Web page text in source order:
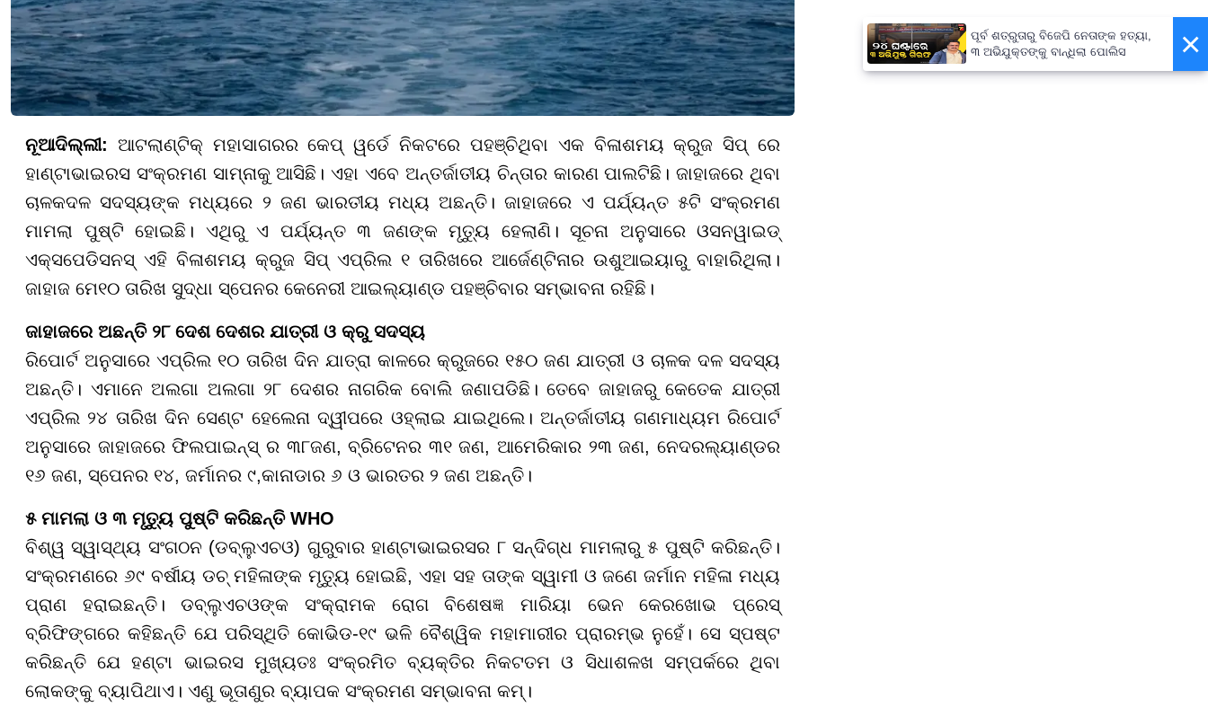
ନୂଆଦିଲ୍ଲୀ: ଆଟଲାଣ୍ଟିକ୍ ମହାସାଗରର କେପ୍ ୱର୍ଡେ ନିକଟରେ ପହଞ୍ଚିଥିବା ଏକ ବିଳାଶମୟ କ୍ରୁଜ ସିପ୍ ରେ
ହାଣ୍ଟାଭାଇରସ ସଂକ୍ରମଣ ସାମ୍ନାକୁ ଆସିଛି। ଏହା ଏବେ ଅନ୍ତର୍ଜାତୀୟ ଚିନ୍ତାର କାରଣ ପାଲଟିଛି। ଜାହାଜରେ ଥିବା
ଚାଳକଦଳ ସଦସ୍ୟଙ୍କ ମଧ୍ୟରେ ୨ ଜଣ ଭାରତୀୟ ମଧ୍ୟ ଅଛନ୍ତି। ଜାହାଜରେ ଏ ପର୍ଯ୍ୟନ୍ତ ୫ଟି ସଂକ୍ରମଣ
ମାମଲା ପୁଷ୍ଟି ହୋଇଛି। ଏଥିରୁ ଏ ପର୍ଯ୍ୟନ୍ତ ୩ ଜଣଙ୍କ ମୃତ୍ୟୁ ହେଲାଣି। ସୂଚନା ଅନୁସାରେ ଓସନୱାଇଡ୍
ଏକ୍ସପେଡିସନସ୍ ଏହି ବିଳାଶମୟ କ୍ରୁଜ ସିପ୍ ଏପ୍ରିଲ ୧ ତାରିଖରେ ଆର୍ଜେଣ୍ଟିନାର ଉଶୁଆଇୟାରୁ ବାହାରିଥିଲା।
ଜାହାଜ ମେ୧୦ ତାରିଖ ସୁଦ୍ଧା ସ୍ପେନର କେନେରୀ ଆଇଲ୍ୟାଣ୍ଡ ପହଞ୍ଚିବାର ସମ୍ଭାବନା ରହିଛି।
ଜାହାଜରେ ଅଛନ୍ତି ୨୮ ଦେଶ ଦେଶର ଯାତ୍ରୀ ଓ କ୍ରୁ ସଦସ୍ୟ
ରିପୋର୍ଟ ଅନୁସାରେ ଏପ୍ରିଲ ୧୦ ତାରିଖ ଦିନ ଯାତ୍ରା କାଳରେ କ୍ରୁଜରେ ୧୫୦ ଜଣ ଯାତ୍ରୀ ଓ ଚାଳକ ଦଳ ସଦସ୍ୟ
ଅଛନ୍ତି। ଏମାନେ ଅଲଗା ଅଲଗା ୨୮ ଦେଶର ନାଗରିକ ବୋଲି ଜଣାପଡିଛି। ତେବେ ଜାହାଜରୁ କେତେକ ଯାତ୍ରୀ
ଏପ୍ରିଲ ୨୪ ତାରିଖ ଦିନ ସେଣ୍ଟ ହେଲେନା ଦ୍ୱୀପରେ ଓହ୍ଲାଇ ଯାଇଥିଲେ। ଅନ୍ତର୍ଜାତୀୟ ଗଣମାଧ୍ୟମ ରିପୋର୍ଟ
ଅନୁସାରେ ଜାହାଜରେ ଫିଲପାଇନ୍ସ୍ ର ୩୮ଜଣ, ବ୍ରିଟେନର ୩୧ ଜଣ, ଆମେରିକାର ୨୩ ଜଣ, ନେଦରଲ୍ୟାଣ୍ଡର
୧୬ ଜଣ, ସ୍ପେନର ୧୪, ଜର୍ମାନର ୯,କାନାଡାର ୬ ଓ ଭାରତର ୨ ଜଣ ଅଛନ୍ତି।
୫ ମାମଲା ଓ ୩ ମୃତ୍ୟୁ ପୁଷ୍ଟି କରିଛନ୍ତି WHO
ବିଶ୍ୱ ସ୍ୱାସ୍ଥ୍ୟ ସଂଗଠନ (ଡବ୍ଲୁଏଚଓ) ଗୁରୁବାର ହାଣ୍ଟାଭାଇରସର ୮ ସନ୍ଦିଗ୍ଧ ମାମଲାରୁ ୫ ପୁଷ୍ଟି କରିଛନ୍ତି।
ସଂକ୍ରମଣରେ ୬୯ ବର୍ଷୀୟ ଡଚ୍ ମହିଳାଙ୍କ ମୃତ୍ୟୁ ହୋଇଛି, ଏହା ସହ ତାଙ୍କ ସ୍ୱାମୀ ଓ ଜଣେ ଜର୍ମାନ ମହିଳା ମଧ୍ୟ
ପ୍ରାଣ ହରାଇଛନ୍ତି। ଡବ୍ଲୁଏଚଓଙ୍କ ସଂକ୍ରାମକ ରୋଗ ବିଶେଷଜ୍ଞ ମାରିୟା ଭେନ କେରଖୋଭ ପ୍ରେସ୍
ବ୍ରିଫିଙ୍ଗରେ କହିଛନ୍ତି ଯେ ପରିସ୍ଥିତି କୋଭିଡ-୧୯ ଭଳି ବୈଶ୍ୱିକ ମହାମାରୀର ପ୍ରାରମ୍ଭ ନୁହେଁ। ସେ ସ୍ପଷ୍ଟ
କରିଛନ୍ତି ଯେ ହଣ୍ଟା ଭାଇରସ ମୁଖ୍ୟତଃ ସଂକ୍ରମିତ ବ୍ୟକ୍ତିର ନିକଟତମ ଓ ସିଧାଶଳଖ ସମ୍ପର୍କରେ ଥିବା
ଲୋକଙ୍କୁ ବ୍ୟାପିଥାଏ। ଏଣୁ ଭୂତାଣୁର ବ୍ୟାପକ ସଂକ୍ରମଣ ସମ୍ଭାବନା କମ୍।
×
ପୂର୍ବ ଶତ୍ରୁତାରୁ ବିଜେପି ନେତାଙ୍କ ହତ୍ୟା,
୩ ଅଭିଯୁକ୍ତଙ୍କୁ ବାନ୍ଧିଲା ପୋଲିସ